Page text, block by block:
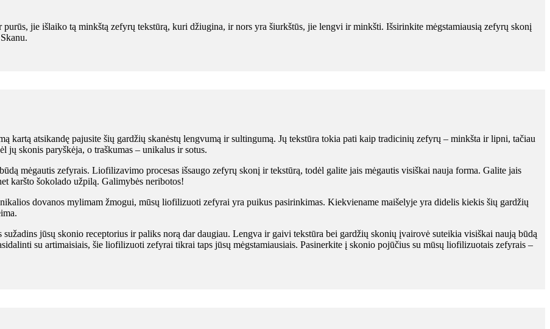
jie išlaiko tą minkštą zefyrų tekstūrą, kuri džiugina, ir nors yra šiurkštūs, jie lengvi ir minkšti. Išsirinkite mėgstamiausią zefyrų skonį
kartą atsikandę pajusite šių gardžių skanėstų lengvumą ir sultingumą. Jų tekstūra tokia pati kaip tradicinių zefyrų – minkšta ir lipni, tačiau
skonis paryškėja, o traškumas – unikalus ir sotus.
mėgautis zefyrais. Liofilizavimo procesas išsaugo zefyrų skonį ir tekstūrą, todėl galite jais mėgautis visiškai nauja forma. Galite jais
karšto šokolado užpilą. Galimybės neribotos!
dovanos mylimam žmogui, mūsų liofilizuoti zefyrai yra puikus pasirinkimas. Kiekviename maišelyje yra didelis kiekis šių gardžių
jūsų skonio receptorius ir paliks norą dar daugiau. Lengva ir gaivi tekstūra bei gardžių skonių įvairovė suteikia visiškai naują būdą
su artimaisiais, šie liofilizuoti zefyrai tikrai taps jūsų mėgstamiausiais. Pasinerkite į skonio pojūčius su mūsų liofilizuotais zefyrais –